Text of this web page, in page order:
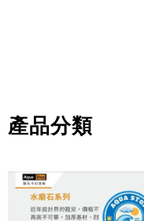
產品分類